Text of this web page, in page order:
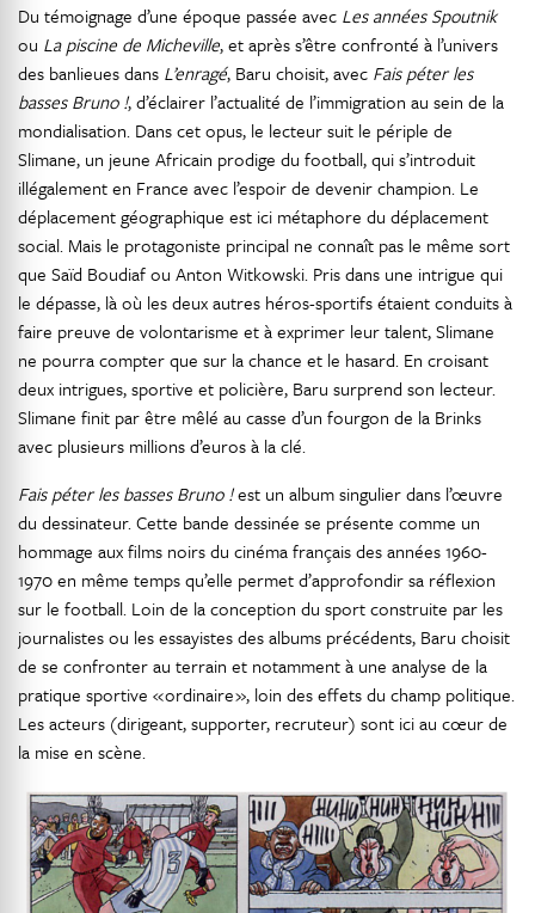
Du témoignage d’une époque passée avec Les années Spoutnik
ou La piscine de Micheville, et après s’être confronté à l’univers
des banlieues dans L’enragé, Baru choisit, avec Fais péter les
basses Bruno !, d’éclairer l’actualité de l’immigration au sein de la
mondialisation. Dans cet opus, le lecteur suit le périple de
Slimane, un jeune Africain prodige du football, qui s’introduit
illégalement en France avec l’espoir de devenir champion. Le
déplacement géographique est ici métaphore du déplacement
social. Mais le protagoniste principal ne connaît pas le même sort
que Saïd Boudiaf ou Anton Witkowski. Pris dans une intrigue qui
le dépasse, là où les deux autres héros-sportifs étaient conduits à
faire preuve de volontarisme et à exprimer leur talent, Slimane
ne pourra compter que sur la chance et le hasard. En croisant
deux intrigues, sportive et policière, Baru surprend son lecteur.
Slimane finit par être mêlé au casse d’un fourgon de la Brinks
avec plusieurs millions d’euros à la clé.
Fais péter les basses Bruno !est un album singulier dans l’œuvre
du dessinateur. Cette bande dessinée se présente comme un
hommage aux films noirs du cinéma français des années 1960-
1970 en même temps qu’elle permet d’approfondir sa réflexion
sur le football. Loin de la conception du sport construite par les
journalistes ou les essayistes des albums précédents, Baru choisit
de se confronter au terrain et notamment à une analyse de la
pratique sportive « ordinaire », loin des effets du champ politique.
Les acteurs (dirigeant, supporter, recruteur) sont ici au cœur de
la mise en scène.